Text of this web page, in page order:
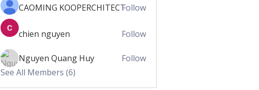
CAOMING KOOPERCHITECTFollow
chien nguyen Follow
Nguyen Quang Huy
Follow
See All Members (6)